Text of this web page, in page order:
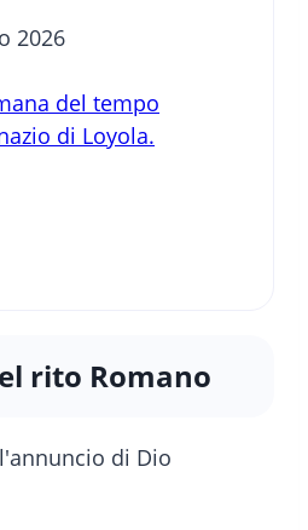
2026
del tempo
di Loyola.
rito Romano